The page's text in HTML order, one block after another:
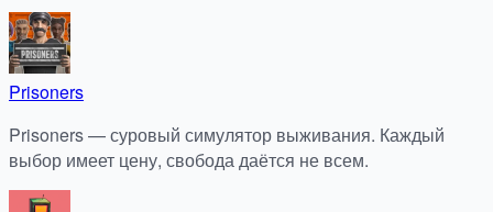
Prisoners
Prisoners — суровый симулятор выживания. Каждый
выбор имеет цену, свобода даётся не всем.